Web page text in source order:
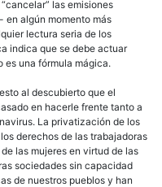
las emisiones
algún momento más
lectura seria de los
indica que se debe actuar
es una fórmula mágica.
al descubierto que el
en hacerle frente tanto a
La privatización de los
derechos de las trabajadoras
las mujeres en virtud de las
sociedades sin capacidad
de nuestros pueblos y han